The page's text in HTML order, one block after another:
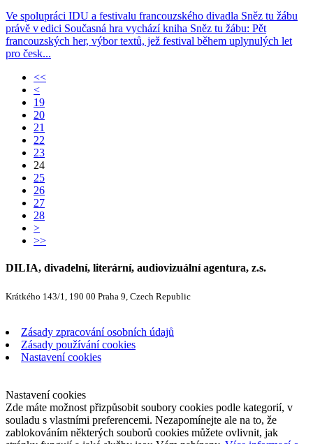
Ve spolupráci IDU a festivalu francouzského divadla Sněz tu žábu
právě v edici Současná hra vychází kniha Sněz tu žábu: Pět
francouzských her, výbor textů, jež festival během uplynulých let
pro česk...
<<
<
19
20
21
22
23
24
25
26
27
28
>
>>
DILIA, divadelní, literární, audiovizuální agentura, z.s.
Krátkého 143/1, 190 00 Praha 9, Czech Republic
Zásady zpracování osobních údajů
Zásady používání cookies
Nastavení cookies
Nastavení cookies
Zde máte možnost přizpůsobit soubory cookies podle kategorií, v
souladu s vlastními preferencemi. Nezapomínejte ale na to, že
zablokováním některých souborů cookies můžete ovlivnit, jak